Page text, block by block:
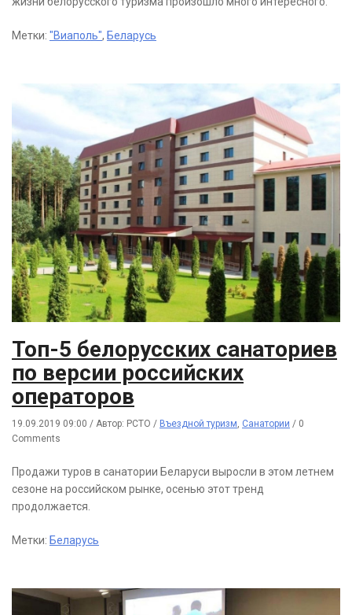
Метки: "Виаполь", Беларусь
Топ-5 белорусских санаториев
по версии российских
операторов
19.09.2019 09:00 / Автор: РСТО / Въездной туризм, Санатории / 0
Comments
Продажи туров в санатории Беларуси выросли в этом летнем
сезоне на российском рынке, осенью этот тренд
продолжается.
Метки: Беларусь